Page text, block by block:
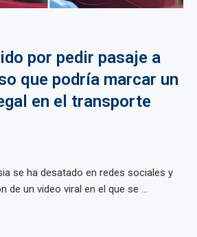
por pedir pasaje a
que podría marcar un
en el transporte
se ha desatado en redes sociales y
de un video viral en el que se ...